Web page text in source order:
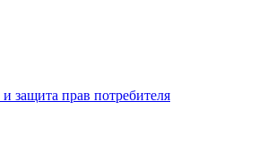
защита прав потребителя